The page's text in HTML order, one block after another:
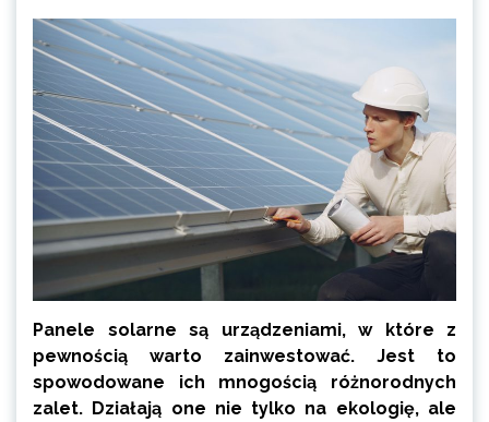
Panele solarne są urządzeniami, w które z
pewnością warto zainwestować. Jest to
spowodowane ich mnogością różnorodnych
zalet. Działają one nie tylko na ekologię, ale